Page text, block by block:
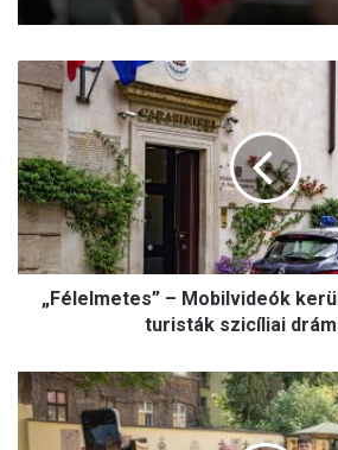
é
l
e
l
m
t
–
M
o
„Félelmetes” – Mobilvideók
turisták szicíliai
S
i